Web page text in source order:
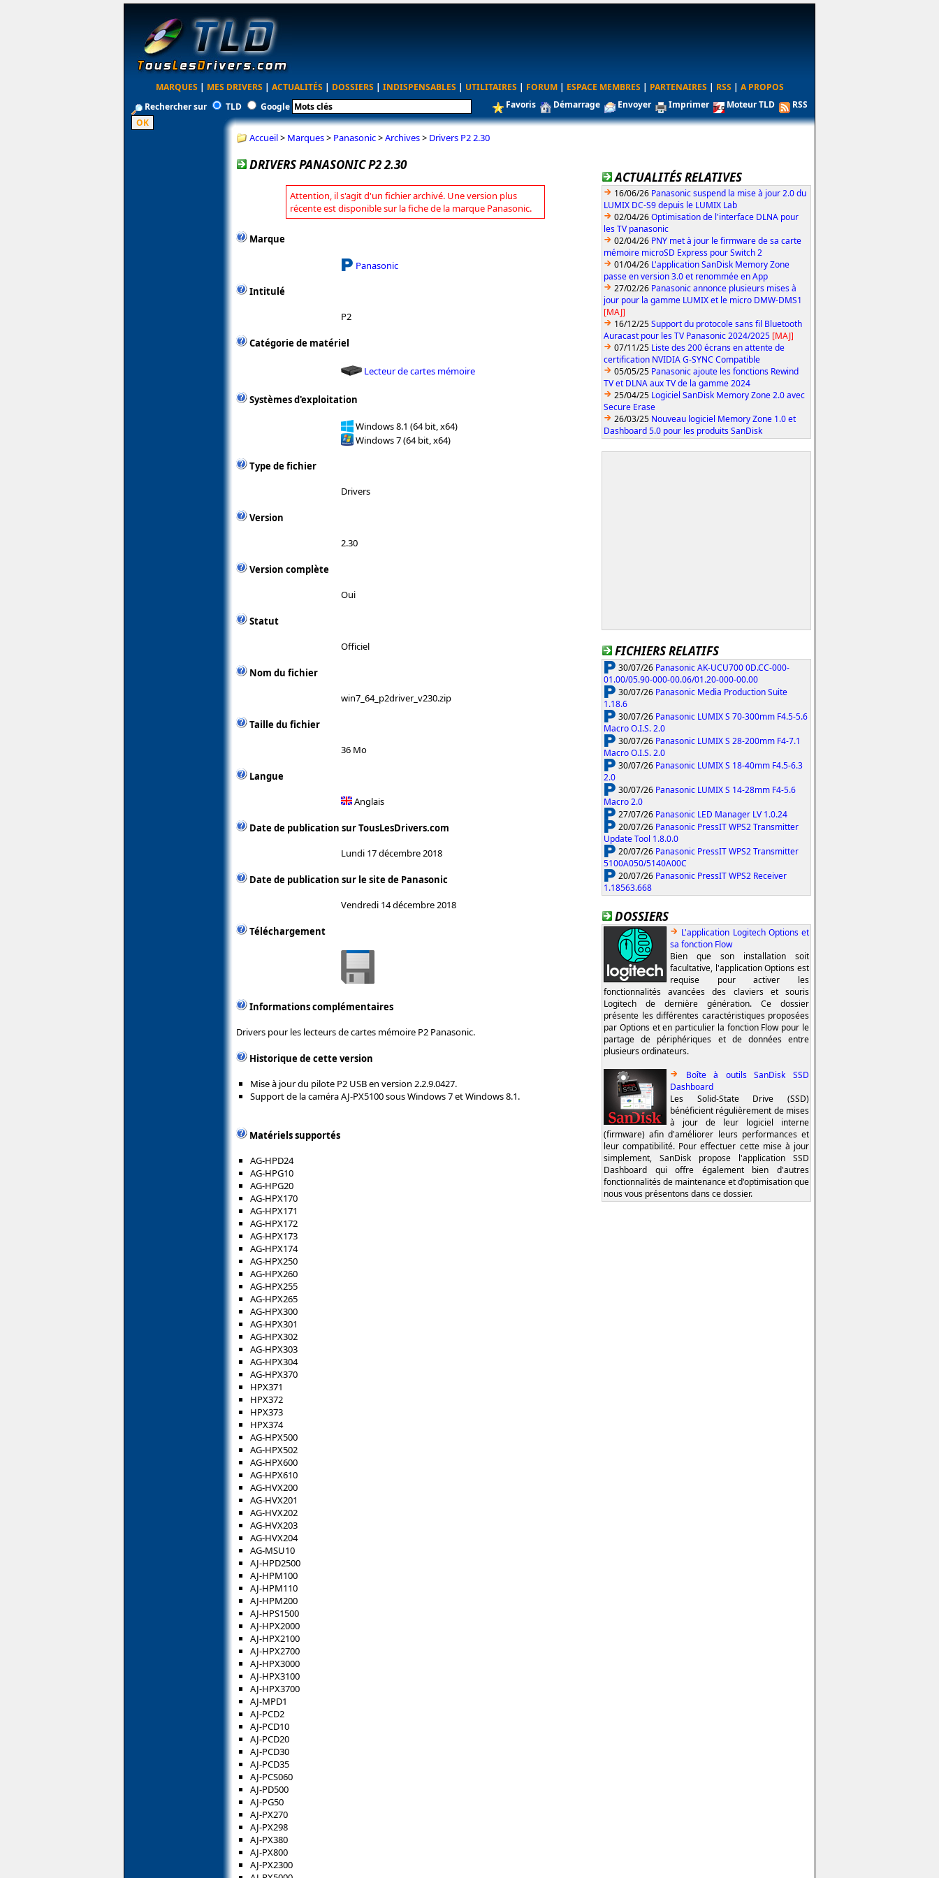
MARQUES | MES DRIVERS | ACTUALITÉS | DOSSIERS | INDISPENSABLES | UTILITAIRES | FORUM | ESPACE MEMBRES | PARTENAIRES | RSS | A PROPOS
Rechercher sur
TLD Google Favoris Démarrage Envoyer Imprimer Moteur TLD RSS
Accueil> Marques> Panasonic>Archives> Drivers P2 2.30
DRIVERS PANASONIC P2 2.30
Attention, il s'agit d'un fichier archivé. Une version plus
récente est disponible sur la fiche de la marque Panasonic.
Marque
Panasonic
Intitulé
P2
Catégorie de matériel
Lecteur de cartes mémoire
Systèmes d'exploitation
Windows 8.1 (64 bit, x64)
Windows 7 (64 bit, x64)
Type de fichier
Drivers
Version
2.30
Version complète
Oui
Statut
Officiel
Nom du fichier
win7_64_p2driver_v230.zip
Taille du fichier
36 Mo
Langue
Anglais
Date de publication sur TousLesDrivers.com
Lundi 17 décembre 2018
Date de publication sur le site de Panasonic
Vendredi 14 décembre 2018
Téléchargement
Informations complémentaires
Drivers pour les lecteurs de cartes mémoire P2 Panasonic.
Historique de cette version
Mise à jour du pilote P2 USB en version 2.2.9.0427.
Support de la caméra AJ-PX5100 sous Windows 7 et Windows 8.1.
Matériels supportés
AG-HPD24
AG-HPG10
AG-HPG20
AG-HPX170
AG-HPX171
AG-HPX172
AG-HPX173
AG-HPX174
AG-HPX250
AG-HPX260
AG-HPX255
AG-HPX265
AG-HPX300
AG-HPX301
AG-HPX302
AG-HPX303
AG-HPX304
AG-HPX370
HPX371
HPX372
HPX373
HPX374
AG-HPX500
AG-HPX502
AG-HPX600
AG-HPX610
AG-HVX200
AG-HVX201
AG-HVX202
AG-HVX203
AG-HVX204
AG-MSU10
AJ-HPD2500
AJ-HPM100
AJ-HPM110
AJ-HPM200
AJ-HPS1500
AJ-HPX2000
AJ-HPX2100
AJ-HPX2700
AJ-HPX3000
AJ-HPX3100
AJ-HPX3700
AJ-MPD1
AJ-PCD2
AJ-PCD10
AJ-PCD20
AJ-PCD30
AJ-PCD35
AJ-PCS060
AJ-PD500
AJ-PG50
AJ-PX270
AJ-PX298
AJ-PX380
AJ-PX800
AJ-PX2300
ACTUALITÉS RELATIVES
16/06/26 Panasonic suspend la mise à jour 2.0 du
LUMIX DC-S9 depuis le LUMIX Lab
02/04/26Optimisation de l'interface DLNA pour
les TV panasonic
02/04/26 PNY met à jour le firmware de sa carte
mémoire microSD Express pour Switch 2
01/04/26 L'application SanDisk Memory Zone
passe en version 3.0 et renommée en App
27/02/26 Panasonic annonce plusieurs mises à
jour pour la gamme LUMIX et le micro DMW-DMS1
[MAJ]
16/12/25Support du protocole sans fil Bluetooth
Auracast pour les TV Panasonic 2024/2025 [MAJ]
07/11/25 Liste des 200 écrans en attente de
certification NVIDIA G-SYNC Compatible
05/05/25 Panasonic ajoute les fonctions Rewind
TV et DLNA aux TV de la gamme 2024
25/04/25 Logiciel SanDisk Memory Zone 2.0 avec
Secure Erase
26/03/25 Nouveau logiciel Memory Zone 1.0 et
Dashboard 5.0 pour les produits SanDisk
FICHIERS RELATIFS
30/07/26 Panasonic AK-UCU700 0D.CC-000-
01.00/05.90-000-00.06/01.20-000-00.00
30/07/26 Panasonic Media Production Suite
1.18.6
30/07/26 Panasonic LUMIX S 70-300mm F4.5-5.6
Macro O.I.S. 2.0
30/07/26 Panasonic LUMIX S 28-200mm F4-7.1
Macro O.I.S. 2.0
30/07/26 Panasonic LUMIX S 18-40mm F4.5-6.3
2.0
30/07/26 Panasonic LUMIX S 14-28mm F4-5.6
Macro 2.0
27/07/26 Panasonic LED Manager LV 1.0.24
20/07/26 Panasonic PressIT WPS2 Transmitter
Update Tool 1.8.0.0
20/07/26 Panasonic PressIT WPS2 Transmitter
5100A050/5140A00C
20/07/26 Panasonic PressIT WPS2 Receiver
1.18563.668
DOSSIERS
L'application Logitech Options et
sa fonction Flow
Bien que son installation soit
facultative, l'application Options est
requise pour activer les
fonctionnalités avancées des claviers et souris
Logitech de dernière génération. Ce dossier
présente les différentes caractéristiques proposées
par Options et en particulier la fonction Flow pour le
partage de périphériques et de données entre
plusieurs ordinateurs.
Boîte à outils SanDisk SSD
Dashboard
Les Solid-State Drive (SSD)
bénéficient régulièrement de mises
à jour de leur logiciel interne
(firmware) afin d'améliorer leurs performances et
leur compatibilité. Pour effectuer cette mise à jour
simplement, SanDisk propose l'application SSD
Dashboard qui offre également bien d'autres
fonctionnalités de maintenance et d'optimisation que
nous vous présentons dans ce dossier.